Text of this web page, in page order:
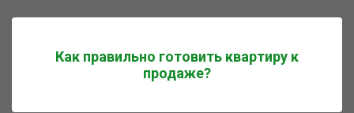
Как правильно готовить квартиру к
продаже?